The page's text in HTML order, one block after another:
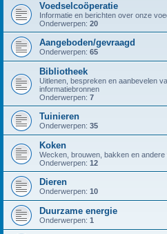
Voedselcoöperatie
Informatie en berichten over onze
Onderwerpen: 20
Aangeboden/gevraagd
Onderwerpen: 65
Bibliotheek
Uitlenen, bespreken en aanbevelen
informatiebronnen
Onderwerpen: 7
Tuinieren
Onderwerpen: 35
Koken
Wecken, brouwen, bakken en
Onderwerpen: 12
Dieren
Onderwerpen: 10
Duurzame energie
Onderwerpen: 1